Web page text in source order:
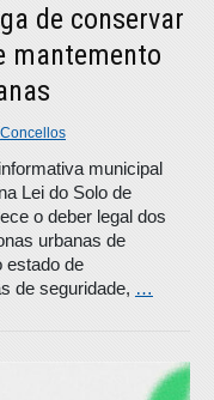
de conservar
mantemento
Concellos
municipal
Lei do Solo de
o deber legal dos
urbanas de
estado de
de seguridade, …